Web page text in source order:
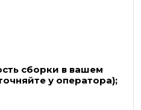
сборки в вашем
у оператора);